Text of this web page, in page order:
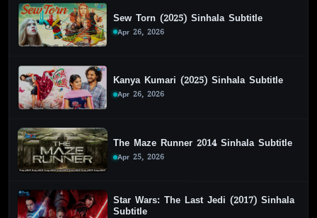
Sew Torn (2025) Sinhala Subtitle
Apr 26, 2026
Kanya Kumari (2025) Sinhala Subtitle
Apr 26, 2026
The Maze Runner 2014 Sinhala Subtitle
Apr 25, 2026
Star Wars: The Last Jedi (2017) Sinhala
Subtitle